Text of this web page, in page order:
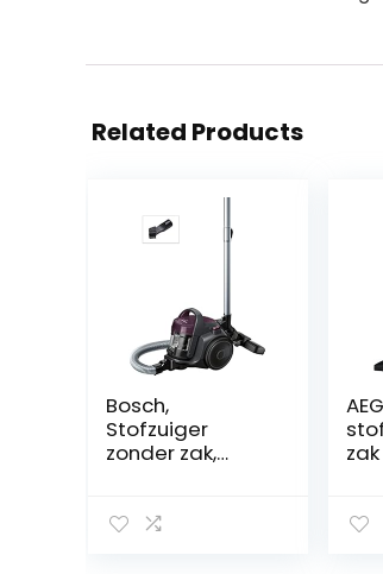
Related Products
Bosch,
Stofzuiger
zonder zak,